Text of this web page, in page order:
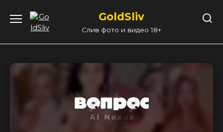
содержанию
GoldSliv
Слив фото и видео 18+